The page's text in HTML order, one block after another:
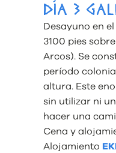
DÍA 3
Desayuno en
3100 pies
Arcos). Se
período
altura. Este
sin utilizar ni
hacer una
Cena y
Alojamiento